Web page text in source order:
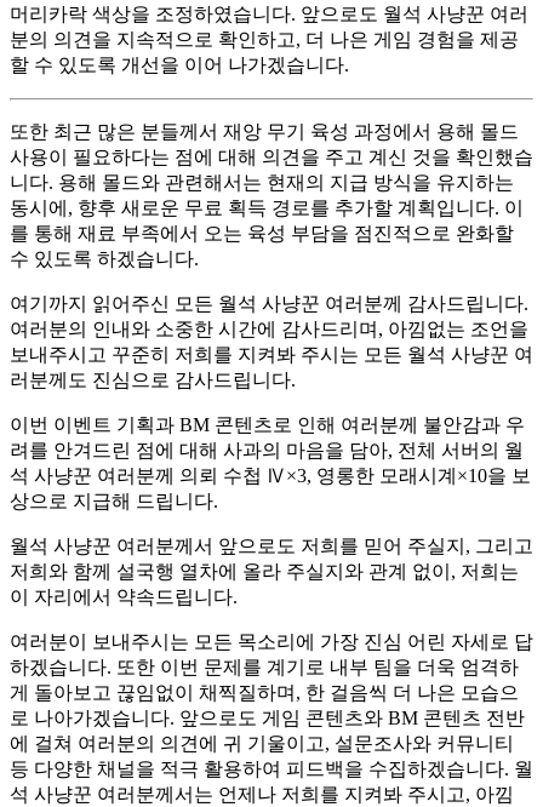
머리카락 색상을 조정하였습니다. 앞으로도 월석 사냥꾼 여러
분의 의견을 지속적으로 확인하고, 더 나은 게임 경험을 제공
할 수 있도록 개선을 이어 나가겠습니다.
또한 최근 많은 분들께서 재앙 무기 육성 과정에서 용해 몰드
사용이 필요하다는 점에 대해 의견을 주고 계신 것을 확인했습
니다. 용해 몰드와 관련해서는 현재의 지급 방식을 유지하는
동시에, 향후 새로운 무료 획득 경로를 추가할 계획입니다. 이
를 통해 재료 부족에서 오는 육성 부담을 점진적으로 완화할
수 있도록 하겠습니다.
여기까지 읽어주신 모든 월석 사냥꾼 여러분께 감사드립니다.
여러분의 인내와 소중한 시간에 감사드리며, 아낌없는 조언을
보내주시고 꾸준히 저희를 지켜봐 주시는 모든 월석 사냥꾼 여
러분께도 진심으로 감사드립니다.
이번 이벤트 기획과 BM 콘텐츠로 인해 여러분께 불안감과 우
려를 안겨드린 점에 대해 사과의 마음을 담아, 전체 서버의 월
석 사냥꾼 여러분께 의뢰 수첩 Ⅳ×3, 영롱한 모래시계×10을 보
상으로 지급해 드립니다.
월석 사냥꾼 여러분께서 앞으로도 저희를 믿어 주실지, 그리고
저희와 함께 설국행 열차에 올라 주실지와 관계 없이, 저희는
이 자리에서 약속드립니다.
여러분이 보내주시는 모든 목소리에 가장 진심 어린 자세로 답
하겠습니다. 또한 이번 문제를 계기로 내부 팀을 더욱 엄격하
게 돌아보고 끊임없이 채찍질하며, 한 걸음씩 더 나은 모습으
로 나아가겠습니다. 앞으로도 게임 콘텐츠와 BM 콘텐츠 전반
에 걸쳐 여러분의 의견에 귀 기울이고, 설문조사와 커뮤니티
등 다양한 채널을 적극 활용하여 피드백을 수집하겠습니다. 월
석 사냥꾼 여러분께서는 언제나 저희를 지켜봐 주시고, 아낌